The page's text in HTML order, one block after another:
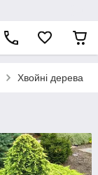
Хвойні дерева